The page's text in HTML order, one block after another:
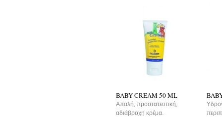
BABY CREAM 50 ML
Aπαλή, προστατευτική,
αδιάβροχη κρέμα.